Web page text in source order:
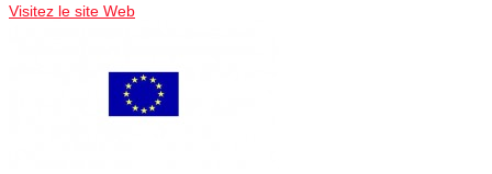
Visitez le site Web